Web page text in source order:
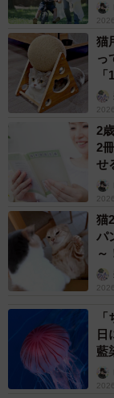
へ
猫
っ
2
2
せ
猫
パ
～
藍
ご